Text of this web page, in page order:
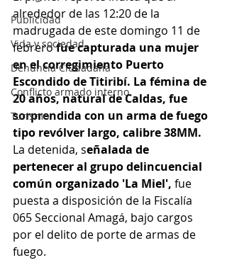
Publicidad
Vida y sociedad
Denuncia Ciudadana
Conflicto armado interno
Turismo
alrededor de las 12:20 de la
madrugada de este domingo 11 de
febrero fue capturada una mujer
en el corregimiento Puerto
Escondido de Titiribí. La fémina de
20 años, natural de Caldas, fue
sorprendida con un arma de fuego
tipo revólver largo, calibre 38MM.
La detenida, señalada de
pertenecer al grupo delincuencial
común organizado 'La Miel', fue
puesta a disposición de la Fiscalía
065 Seccional Amagá, bajo cargos
por el delito de porte de armas de
fuego.